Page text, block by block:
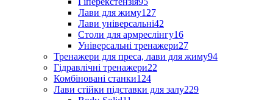
Лави для жиму127
Лави універсальні42
Столи для армреслінгу16
Універсальні тренажери27
Тренажери для преса, лави для жиму94
Гідравлічні тренажери22
Комбіновані станки124
Лави стійки підставки для залу229